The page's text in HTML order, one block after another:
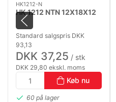
HK1212-N
HK 1212 NTN 12X18X12
Standard salgspris DKK
93,13
DKK 37,25 / stk
DKK 29,80 ekskl. moms
Køb nu
60 på lager